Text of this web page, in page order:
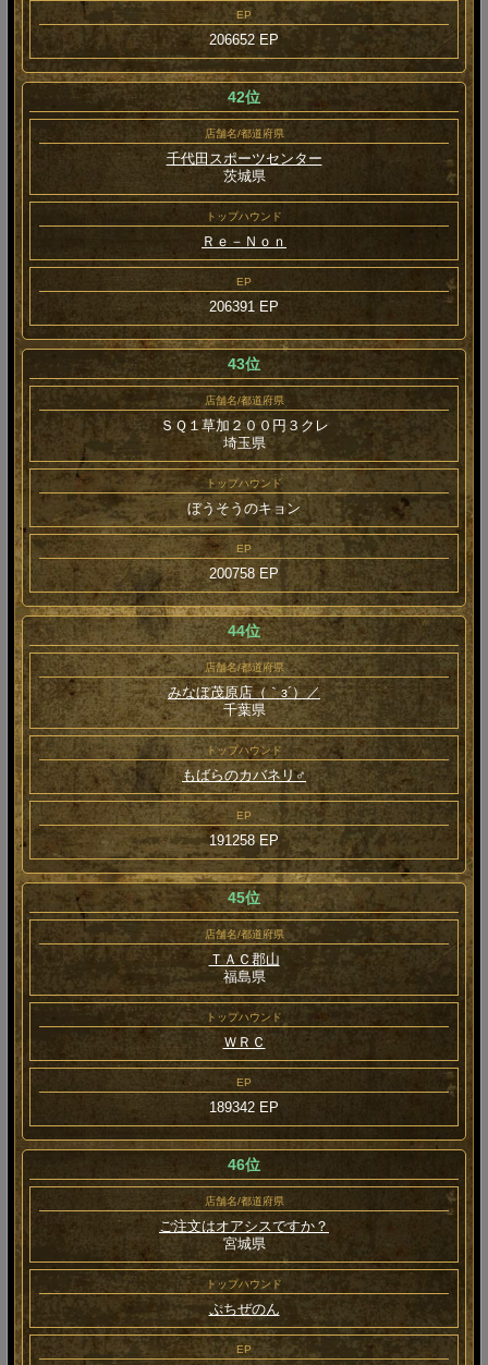
EP
206652 EP
42位
店舗名/都道府県
千代田スポーツセンター
茨城県
トップハウンド
Ｒｅ－Ｎｏｎ
EP
206391 EP
43位
店舗名/都道府県
ＳＱ１草加２００円３クレ
埼玉県
トップハウンド
ぼうそうのキョン
EP
200758 EP
44位
店舗名/都道府県
みなぼ茂原店（｀з´）／
千葉県
トップハウンド
もばらのカバネリ♂
EP
191258 EP
45位
店舗名/都道府県
ＴＡＣ郡山
福島県
トップハウンド
ＷＲＣ
EP
189342 EP
46位
店舗名/都道府県
ご注文はオアシスですか？
宮城県
トップハウンド
ぷちぜのん
EP